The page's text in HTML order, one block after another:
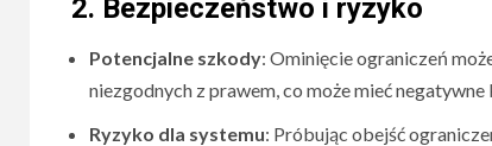
2. Bezpieczeństwo i ryzyko
Potencjalne szkody: Ominięcie ograniczeń
niezgodnych z prawem, co może mieć
Ryzyko dla systemu: Próbując obejść